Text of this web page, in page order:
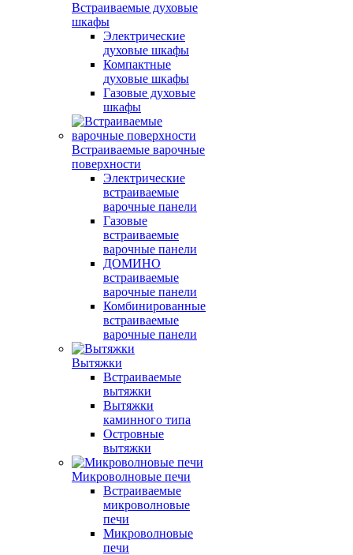
Встраиваемые духовые
шкафы
Электрические
духовые шкафы
Компактные
духовые шкафы
Газовые духовые
шкафы
Встраиваемые варочные
поверхности
Электрические
встраиваемые
варочные панели
Газовые
встраиваемые
варочные панели
ДОМИНО
встраиваемые
варочные панели
Комбинированные
встраиваемые
варочные панели
Вытяжки
Встраиваемые
вытяжки
Вытяжки
каминного типа
Островные
вытяжки
Микроволновые печи
Встраиваемые
микроволновые
печи
Микроволновые
печи